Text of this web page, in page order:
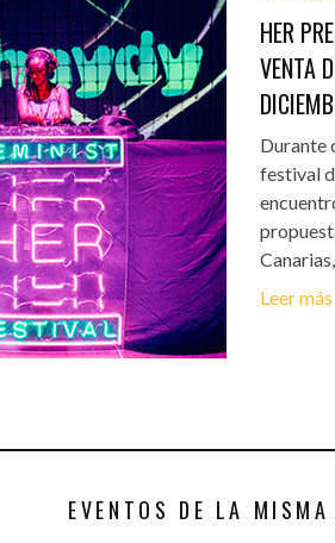
HER
VENTA
Durante
festival
Leer más
EVENTOS DE LA MISMA